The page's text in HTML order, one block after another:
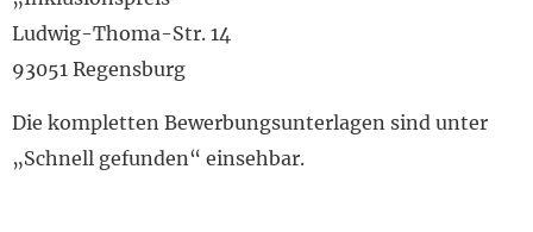
Ludwig-Thoma-Str. 14
93051 Regensburg
Die kompletten Bewerbungsunterlagen sind unter
„Schnell gefunden“ einsehbar.